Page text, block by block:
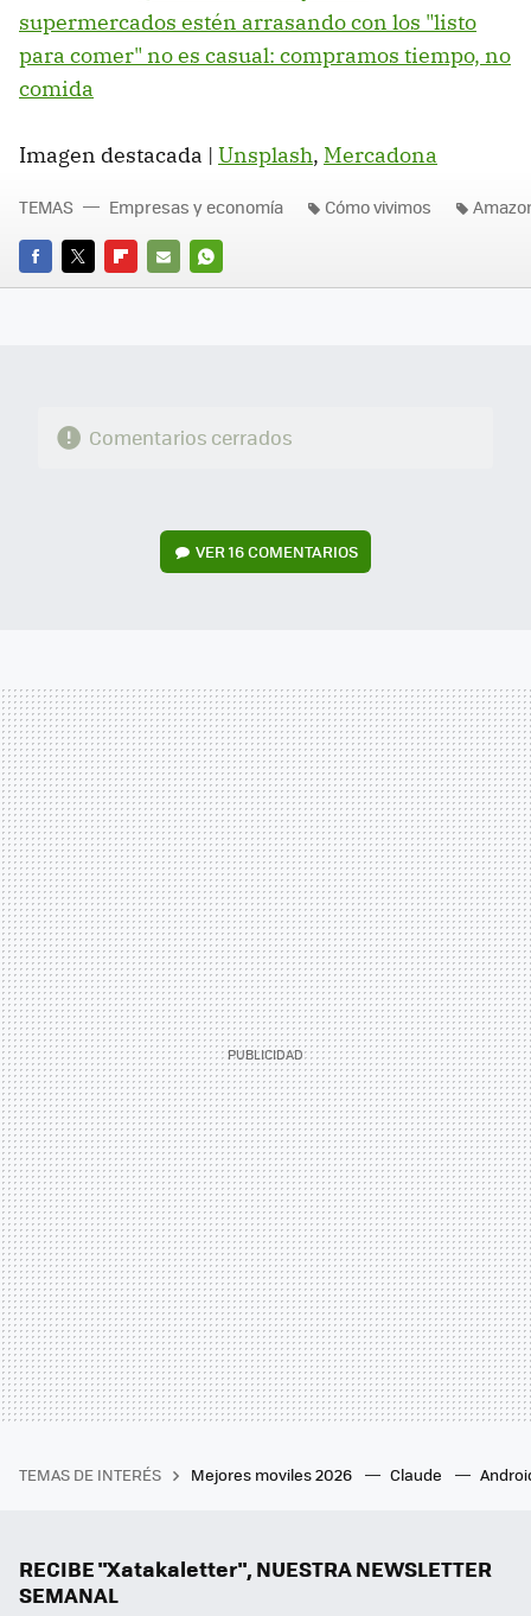
supermercados estén arrasando con los "listo
para comer" no es casual: compramos tiempo, no
comida
Imagen destacada | Unsplash, Mercadona
FACEBOOK
TWITTERFLIPBOARD
E-
WHATSAPP
TEMAS Empresas y economía Cómo vivimos
Comentarios cerrados
VER16 COMENTARIOS
TEMAS DE INTERÉS Mejores moviles 2026 Claude
RECIBE "Xatakaletter", NUESTRA NEWSLETTER
SEMANAL